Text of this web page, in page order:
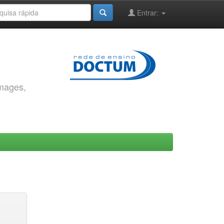
Entrar: